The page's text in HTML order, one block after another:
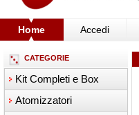
Home Accedi
CATEGORIE
Kit Completi e Box
Atomizzatori